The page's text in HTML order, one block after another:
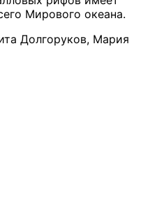
Мирового океана.
Долгоруков, Мария